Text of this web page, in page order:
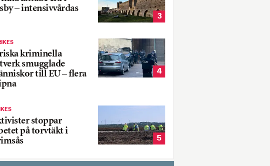
– intensivvårdas
3
kriminella
smugglade
till EU – flera
4
stoppar
på torvtäkt i
5